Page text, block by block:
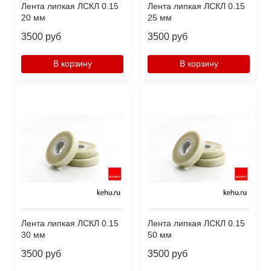
Лента липкая ЛСКЛ 0.15
20 мм
3500 руб
В корзину
Лента липкая ЛСКЛ 0.15
25 мм
3500 руб
В корзину
Лента липкая ЛСКЛ 0.15
30 мм
3500 руб
Лента липкая ЛСКЛ 0.15
50 мм
3500 руб